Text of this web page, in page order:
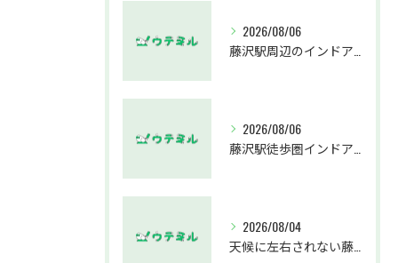
2026/08/06
2026/08/06
2026/08/04